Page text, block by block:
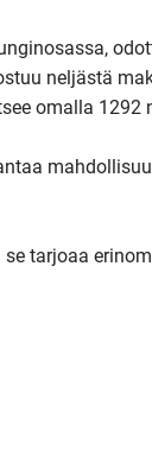
neljästä
omalla 1292
tarjoaa